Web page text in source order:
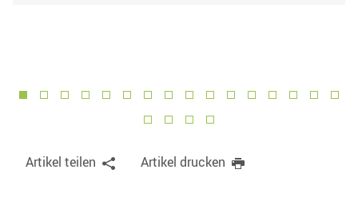
10 11 12 13 14 15
16
18 19 20
Artikel teilen Artikel drucken